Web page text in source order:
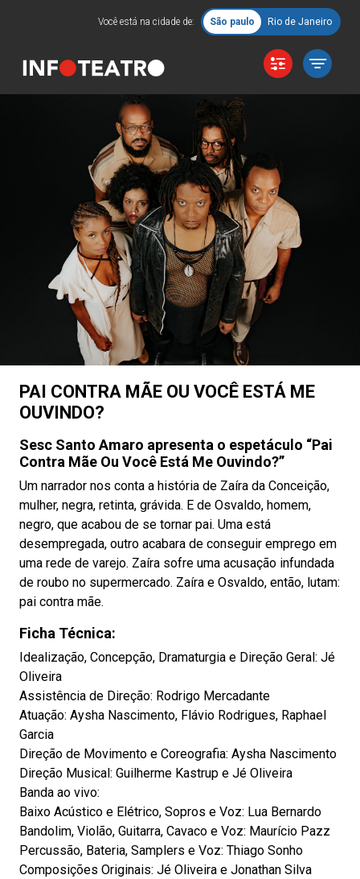
Você está na cidade de: São paulo Rio de Janeiro
PAI CONTRA MÃE OU VOCÊ ESTÁ ME
OUVINDO?
Sesc Santo Amaro apresenta o espetáculo “Pai
Contra Mãe Ou Você Está Me Ouvindo?”
Um narrador nos conta a história de Zaíra da Conceição,
mulher, negra, retinta, grávida. E de Osvaldo, homem,
negro, que acabou de se tornar pai. Uma está
desempregada, outro acabara de conseguir emprego em
uma rede de varejo. Zaíra sofre uma acusação infundada
de roubo no supermercado. Zaíra e Osvaldo, então, lutam:
pai contra mãe.
Ficha Técnica:
Idealização, Concepção, Dramaturgia e Direção Geral: Jé
Oliveira
Assistência de Direção: Rodrigo Mercadante
Atuação: Aysha Nascimento, Flávio Rodrigues, Raphael
Garcia
Direção de Movimento e Coreografia: Aysha Nascimento
Direção Musical: Guilherme Kastrup e Jé Oliveira
Banda ao vivo:
Baixo Acústico e Elétrico, Sopros e Voz: Lua Bernardo
Bandolim, Violão, Guitarra, Cavaco e Voz: Maurício Pazz
Percussão, Bateria, Samplers e Voz: Thiago Sonho
Composições Originais: Jé Oliveira e Jonathan Silva